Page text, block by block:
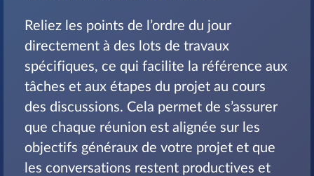
Reliez les points de l’ordre du jour
directement à des lots de travaux
spécifiques, ce qui facilite la référence aux
tâches et aux étapes du projet au cours
des discussions. Cela permet de s’assurer
que chaque réunion est alignée sur les
objectifs généraux de votre projet et que
les conversations restent productives et